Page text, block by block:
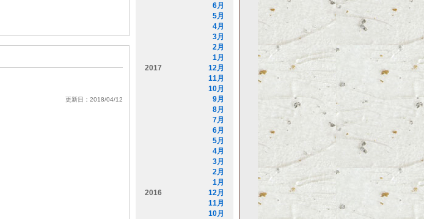
更新日：2018/04/12
6月
5月
4月
3月
2月
1月
2017
12月
11月
10月
9月
8月
7月
6月
5月
4月
3月
2月
1月
2016
12月
11月
10月